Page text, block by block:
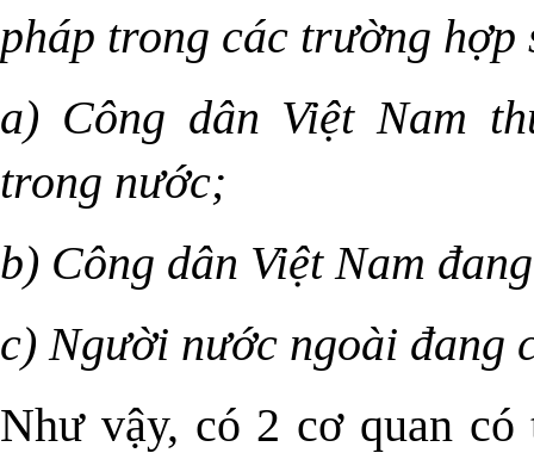
pháp trong các trường hợp
a) Công dân Việt Nam
trong nước;
b) Công dân Việt Nam
c) Người nước ngoài đang
Như vậy, có 2 cơ quan